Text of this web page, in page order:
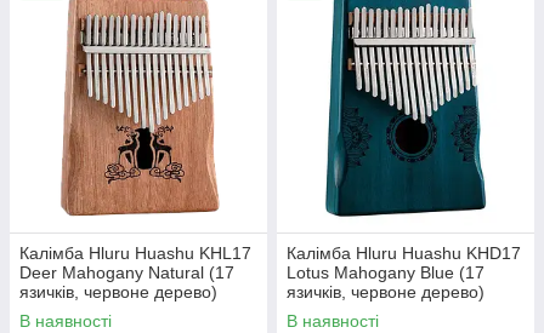
Калімба Hluru Huashu KHL17
Deer Mahogany Natural (17
язичків, червоне дерево)
В наявності
Калімба Hluru Huashu KHD17
Lotus Mahogany Blue (17
язичків, червоне дерево)
В наявності